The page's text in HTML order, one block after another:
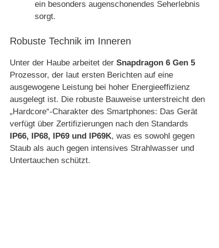
ein besonders augenschonendes Seherlebnis
sorgt.
Robuste Technik im Inneren
Unter der Haube arbeitet der Snapdragon 6 Gen 5
Prozessor, der laut ersten Berichten auf eine
ausgewogene Leistung bei hoher Energieeffizienz
ausgelegt ist. Die robuste Bauweise unterstreicht den
„Hardcore“-Charakter des Smartphones: Das Gerät
verfügt über Zertifizierungen nach den Standards
IP66, IP68, IP69 und IP69K, was es sowohl gegen
Staub als auch gegen intensives Strahlwasser und
Untertauchen schützt.